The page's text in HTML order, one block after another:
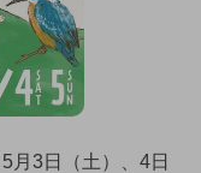
月3日（土）、4日